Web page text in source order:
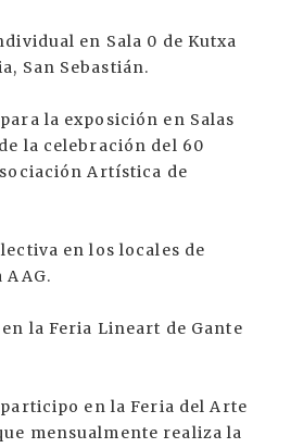
en Sala 0 de Kutxa
San Sebastián.
la exposición en Salas
la celebración del 60
Artística de
en los locales de
AAG.
la Feria Lineart de Gante
participo en la Feria del Arte
mensualmente realiza la